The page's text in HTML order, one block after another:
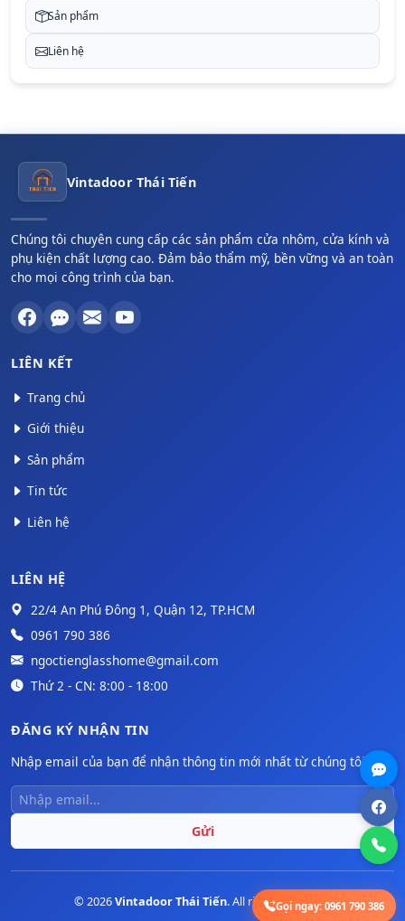
Sản phẩm
Liên hệ
Vintadoor Thái Tiến
Chúng tôi chuyên cung cấp các sản phẩm cửa nhôm, cửa kính và
phụ kiện chất lượng cao. Đảm bảo thẩm mỹ, bền vững và an toàn
cho mọi công trình của bạn.
LIÊN KẾT
Trang chủ
Giới thiệu
Sản phẩm
Tin tức
Liên hệ
LIÊN HỆ
22/4 An Phú Đông 1, Quận 12, TP.HCM
0961 790 386
ngoctienglasshome@gmail.com
Thứ 2 - CN: 8:00 - 18:00
ĐĂNG KÝ NHẬN TIN
Nhập email của bạn để nhận thông tin mới nhất từ chúng tôi.
Gửi
© 2026Vintadoor Thái Tiến. All rights reserved.
Gọi ngay:0961 790 386